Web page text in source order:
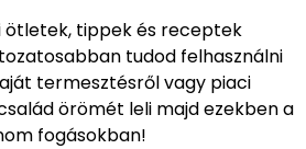
ötletek, tippek és receptek
tudod felhasználni
termesztésről vagy piaci
örömét leli majd ezekben a
fogásokban!